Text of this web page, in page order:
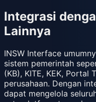
Integrasi
Lainnya
INSW Interface
sistem pemerintah
(KB), KITE, KEK, Portal
perusahaan. Dengan
dapat mengelola